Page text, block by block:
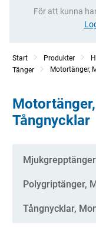
För att kunna
Start Produkter
Tänger
Motortänger,
Tångnycklar
Kategorier
Mjukgrepptänger
Polygriptänger,
Tångnycklar,